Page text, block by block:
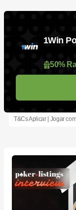
1Win
50%
T&Cs Aplicar | Jogar